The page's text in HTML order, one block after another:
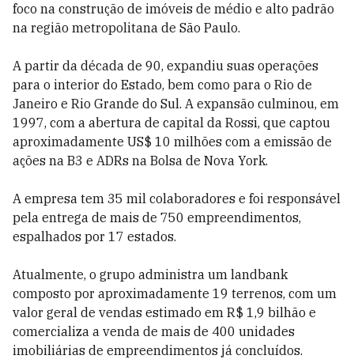
foco na construção de imóveis de médio e alto padrão
na região metropolitana de São Paulo.
A partir da década de 90, expandiu suas operações
para o interior do Estado, bem como para o Rio de
Janeiro e Rio Grande do Sul. A expansão culminou, em
1997, com a abertura de capital da Rossi, que captou
aproximadamente US$ 10 milhões com a emissão de
ações na B3 e ADRs na Bolsa de Nova York.
A empresa tem 35 mil colaboradores e foi responsável
pela entrega de mais de 750 empreendimentos,
espalhados por 17 estados.
Atualmente, o grupo administra um landbank
composto por aproximadamente 19 terrenos, com um
valor geral de vendas estimado em R$ 1,9 bilhão e
comercializa a venda de mais de 400 unidades
imobiliárias de empreendimentos já concluídos.